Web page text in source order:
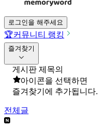
로그인을 해주세요
🏆커뮤니티 랭킹
즐겨찾기
게시판 제목의
아이콘을 선택하면
즐겨찾기에 추가됩니다.
전체글